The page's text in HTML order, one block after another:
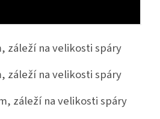
záleží na velikosti spáry
záleží na velikosti spáry
záleží na velikosti spáry